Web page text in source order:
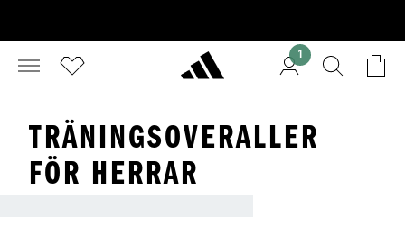
1
TRÄNINGSOVERALLER
FÖR HERRAR